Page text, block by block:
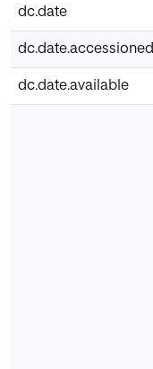
dc.date
dc.date.accessioned
dc.date.available